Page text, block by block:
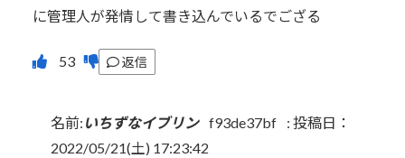
に管理人が発情して書き込んでいるでござる
返信
名前: いちずなイブリン f93de37bf : 投稿日：
2022/05/21(土) 17:23:42